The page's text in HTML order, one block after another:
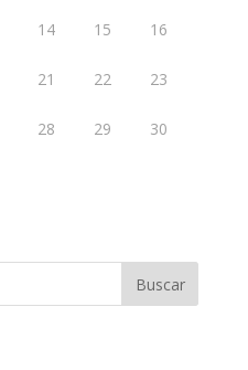
14 15 16
21 22 23
28 29 30